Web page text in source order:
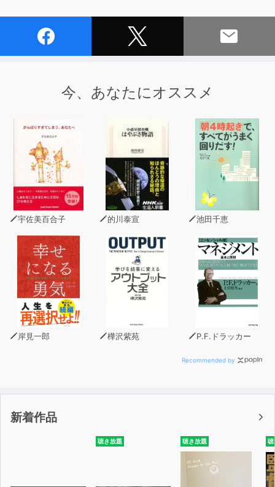
■チャンツを聞けば、1日1〜2分で12語が押さえられる!
※本商品は書籍のCD音声と同内容です。また、テキスト
情報は含まれておりません。
◇対象レベル◇
・韓国語入門〜初級
・ハングル能力検定試験5級
今、あなたにオススメ
宇佐美百合子 的川泰宣 池田千恵
岸見一郎 樺沢紫苑 P.F.ドラッカー
Recommended by
新着作品
聴き放題 聴き放題 聴